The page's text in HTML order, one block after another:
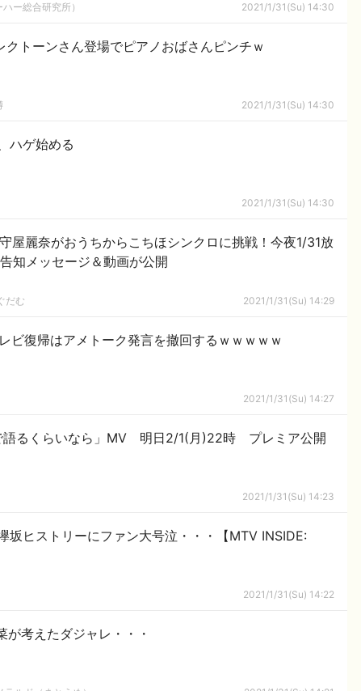
ー総合研究所） 2021/1/31(Su) 14:30
クトーンさん登場でピアノおばさんピンチｗ
2021/1/31(Su) 14:30
ハゲ始める
2021/1/31(Su) 14:30
屋麗奈がおうちからこちほシンクロに挑戦！今夜1/31放
知メッセージ＆動画が公開
だむ 2021/1/31(Su) 14:29
ビ復帰はアメトーク発言を撤回するｗｗｗｗｗ
2021/1/31(Su) 14:27
語るくらいなら」MV 明日2/1(月)22時 プレミア公開
2021/1/31(Su) 14:23
坂ヒストリーにファン大号泣・・・【MTV INSIDE:
2021/1/31(Su) 14:22
が考えたダジャレ・・・